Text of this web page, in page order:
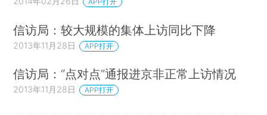
信访局：较大规模的集体上访同比下降
2013年11月28日 APP打开
信访局：“点对点”通报进京非正常上访情况
2013年11月28日 APP打开